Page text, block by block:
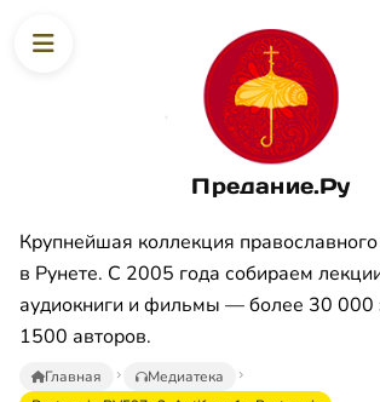
Предание.Ру
Крупнейшая коллекция
в Рунете. С 2005 года собираем
аудиокниги и фильмы — более 30 000
1500 авторов.
Главная
Медиатека